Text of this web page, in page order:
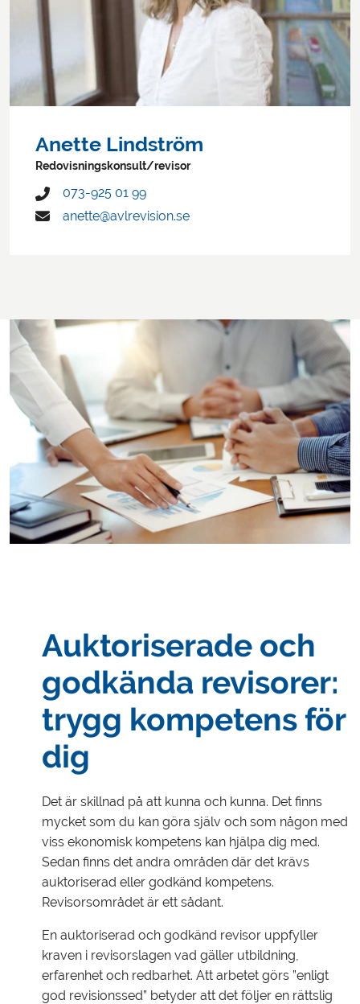
Anette Lindström
Redovisningskonsult/revisor
073-925 01 99
anette@avlrevision.se
Auktoriserade och
godkända revisorer:
trygg kompetens för
dig
Det är skillnad på att kunna och kunna. Det finns
mycket som du kan göra själv och som någon med
viss ekonomisk kompetens kan hjälpa dig med.
Sedan finns det andra områden där det krävs
auktoriserad eller godkänd kompetens.
Revisorsområdet är ett sådant.
En auktoriserad och godkänd revisor uppfyller
kraven i revisorslagen vad gäller utbildning,
erfarenhet och redbarhet. Att arbetet görs ”enligt
god revisionssed” betyder att det följer en rättslig